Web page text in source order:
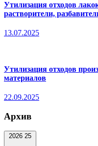
Утилизация отходов
растворители,
13.07.2025
Утилизация отходов
материалов
22.09.2025
Архив
2026 25